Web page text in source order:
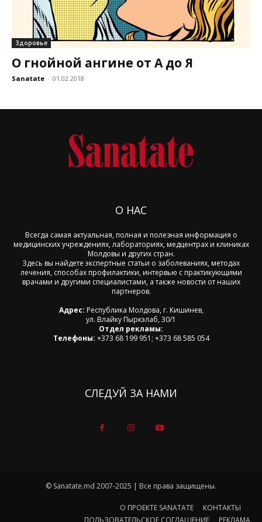
Здоровье
О гнойной ангине от А до Я
Sanatate - 01.02.2018
О НАС
Всегда самая актуальная, полная и полезная информация о
медицинских учреждениях, лабораториях, медцентрах и клиниках
Молдовы и других стран.
Здесь вы найдете экспертные статьи о заболеваниях, методах
лечения, способах профилактики, интервью с практикующими
врачами и другими специалистами, а также новости от наших
партнеров.
Адрес: Республика Молдова, г. Кишинев,
ул. Влайку Пыркэлаб, 30/1
Отдел рекламы:
Телефоны: +373 68 199 951; +373 68 585 054
СЛЕДУЙ ЗА НАМИ
© Sanatate.md 2007-2025 | Все права защищены.
О ПРОЕКТЕ SANATATE
КОНТАКТЫ